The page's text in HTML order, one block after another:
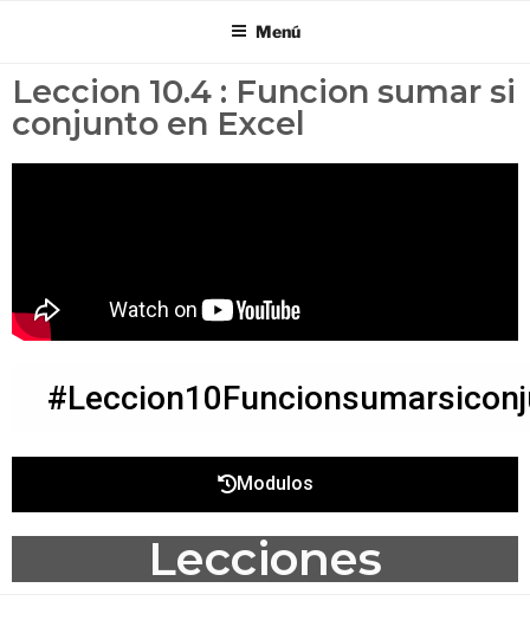
Menú
Leccion 10.4 : Funcion sumar si
conjunto en Excel
Modulos
Lecciones